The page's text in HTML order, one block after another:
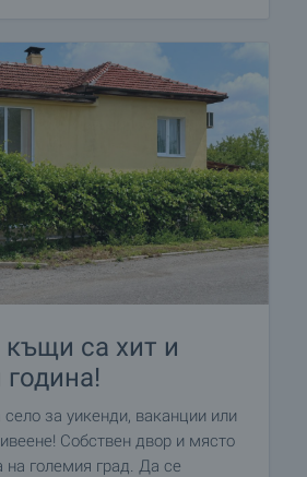
къщи са хит и
година!
за уикенди, ваканции или
Собствен двор и място
големия град. Да се